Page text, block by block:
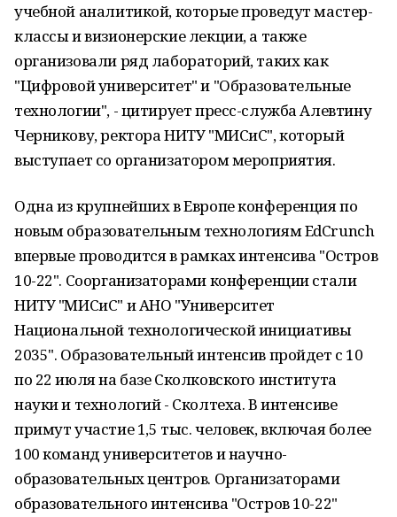
учебной аналитикой, которые проведут мастер-
классы и визионерские лекции, а также
организовали ряд лабораторий, таких как
"Цифровой университет" и "Образовательные
технологии", - цитирует пресс-служба Алевтину
Черникову, ректора НИТУ "МИСиС", который
выступает со организатором мероприятия.
Одна из крупнейших в Европе конференция по
новым образовательным технологиям EdCrunch
впервые проводится в рамках интенсива "Остров
10-22". Соорганизаторами конференции стали
НИТУ "МИСиС" и АНО "Университет
Национальной технологической инициативы
2035". Образовательный интенсив пройдет с 10
по 22 июля на базе Сколковского института
науки и технологий - Сколтеха. В интенсиве
примут участие 1,5 тыс. человек, включая более
100 команд университетов и научно-
образовательных центров. Организаторами
образовательного интенсива "Остров 10-22"